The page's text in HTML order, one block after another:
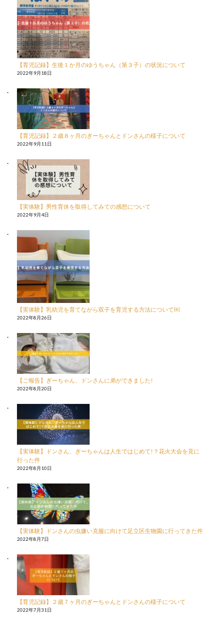
【育児記録】生後１か月のゆうちゃん（第３子）の状況について
2022年9月18日
【育児記録】２歳８ヶ月のぎーちゃんとドンさんの様子について
2022年9月11日
【実体験】男性育休を取得してみての感想について
2022年9月4日
【実体験】乳幼児を育てながら双子を育児する方法について￼
2022年8月26日
【ご報告】ぎーちゃん、ドンさんに弟ができました!
2022年8月20日
【実体験】ドンさん、ぎーちゃんは人生ではじめて!？花火大会を見に
行った件
2022年8月10日
【実体験】ドンさんの虫嫌い克服に向けて足立区生物園に行ってきた件
2022年8月7日
【育児記録】２歳７ヶ月のぎーちゃんとドンさんの様子について
2022年7月31日